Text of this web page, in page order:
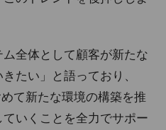
全体として顧客が新たな
たい」と語っており、
て新たな環境の構築を推
いくことを全力でサポー